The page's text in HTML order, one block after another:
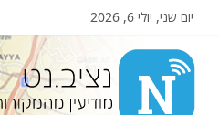
יום שני, יולי 6, 2026
Nziv.net
מודיעין